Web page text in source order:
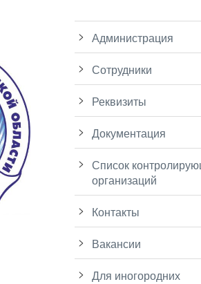
Администрация
Сотрудники
Реквизиты
Документация
Список
организаций
Контакты
Вакансии
Для иногородних